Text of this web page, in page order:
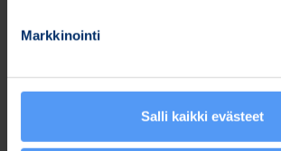
Markkinointi
Salli kaikki evästeet
Tärkeimmät tiedotusvälineet
Elektrobit Oyj (EB)
EB on erikoistunut
langattomien
sulautettuihin ohjelmisto- ja